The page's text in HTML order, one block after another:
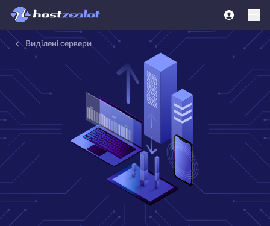
Виділені сервери